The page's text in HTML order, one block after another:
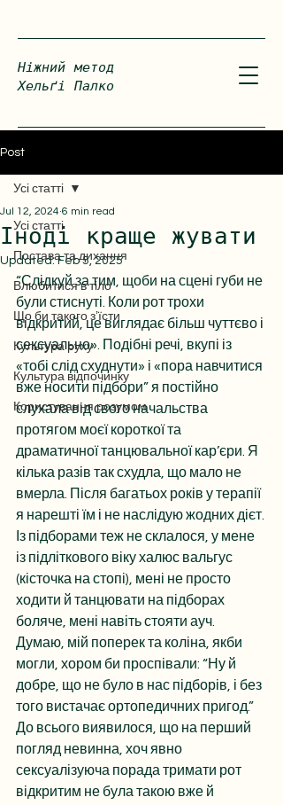
Ніжний метод
Хельґі Палко
Post
Усі статті
Постава та дихання
Влюбитися в тіло
Що би такого зʼїсти
Культура руху
Культура відпочинку
Користування розумом
Усі статті
Іноді краще жувати
Jul 12, 2024 6 min read
Updated:Feb 5, 2025
“Слідкуй за тим, щоби на сцені губи не
були стиснуті. Коли рот трохи
відкритий, це виглядає більш чуттєво і
сексуально». Подібні речі, вкупі із
«тобі слід схуднути» і «пора навчитися
вже носити підбори” я постійно
слухала від свого начальства
протягом моєї короткої та
драматичної танцювальної кар’єри. Я
кілька разів так схудла, що мало не
вмерла. Після багатьох років у терапії
я нарешті їм і не наслідую жодних дієт.
Із підборами теж не склалося, у мене
із підліткового віку халюс вальгус
(кісточка на стопі), мені не просто
ходити й танцювати на підборах
боляче, мені навіть стояти ауч.
Думаю, мій поперек та коліна, якби
могли, хором би проспівали: “Ну й
добре, що не було в нас підборів, і без
того вистачає ортопедичних пригод.”
До всього виявилося, що на перший
погляд невинна, хоч явно
сексуалізуюча порада тримати рот
відкритим не була такою вже й